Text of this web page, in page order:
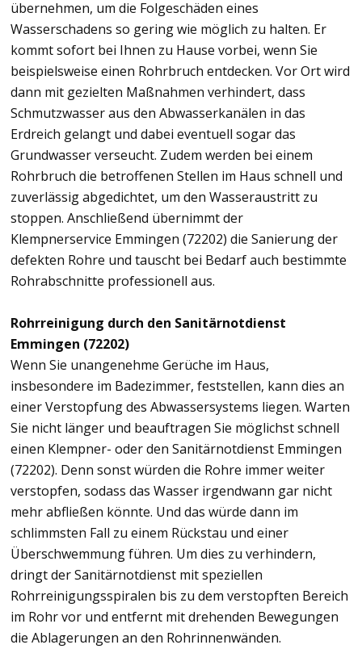
übernehmen, um die Folgeschäden eines
Wasserschadens so gering wie möglich zu halten. Er
kommt sofort bei Ihnen zu Hause vorbei, wenn Sie
beispielsweise einen Rohrbruch entdecken. Vor Ort wird
dann mit gezielten Maßnahmen verhindert, dass
Schmutzwasser aus den Abwasserkanälen in das
Erdreich gelangt und dabei eventuell sogar das
Grundwasser verseucht. Zudem werden bei einem
Rohrbruch die betroffenen Stellen im Haus schnell und
zuverlässig abgedichtet, um den Wasseraustritt zu
stoppen. Anschließend übernimmt der
Klempnerservice Emmingen (72202) die Sanierung der
defekten Rohre und tauscht bei Bedarf auch bestimmte
Rohrabschnitte professionell aus.
Rohrreinigung durch den Sanitärnotdienst
Emmingen (72202)
Wenn Sie unangenehme Gerüche im Haus,
insbesondere im Badezimmer, feststellen, kann dies an
einer Verstopfung des Abwassersystems liegen. Warten
Sie nicht länger und beauftragen Sie möglichst schnell
einen Klempner- oder den Sanitärnotdienst Emmingen
(72202). Denn sonst würden die Rohre immer weiter
verstopfen, sodass das Wasser irgendwann gar nicht
mehr abfließen könnte. Und das würde dann im
schlimmsten Fall zu einem Rückstau und einer
Überschwemmung führen. Um dies zu verhindern,
dringt der Sanitärnotdienst mit speziellen
Rohrreinigungsspiralen bis zu dem verstopften Bereich
im Rohr vor und entfernt mit drehenden Bewegungen
die Ablagerungen an den Rohrinnenwänden.